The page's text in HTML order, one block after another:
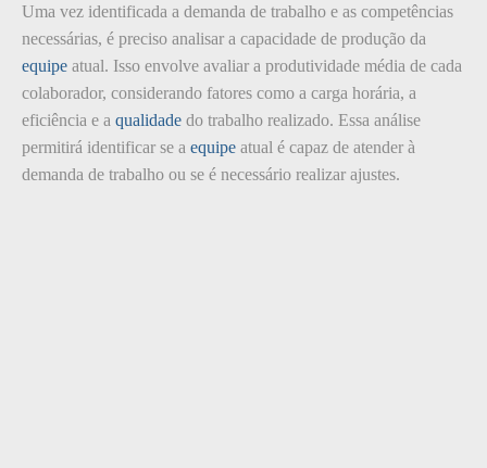
Uma vez identificada a demanda de trabalho e as competências
necessárias, é preciso analisar a capacidade de produção da
equipe atual. Isso envolve avaliar a produtividade média de cada
colaborador, considerando fatores como a carga horária, a
eficiência e a qualidade do trabalho realizado. Essa análise
permitirá identificar se a equipe atual é capaz de atender à
demanda de trabalho ou se é necessário realizar ajustes.